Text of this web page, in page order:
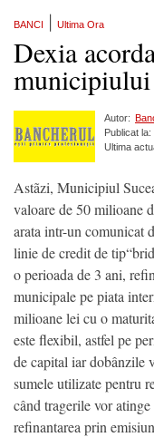
BANCI Ultima Ora
Dexia
municipiului
Autor:
Publicat
Ultima
Astãzi, Municipiul
valoare de 50 milioane
arata intr-un comunicat
linie de credit de
o perioada de 3 ani,
municipale pe piata
milioane lei cu o
este flexibil, astfel pe
de capital iar dobânzile
sumele utilizate pentru
când tragerile vor
refinantarea prin